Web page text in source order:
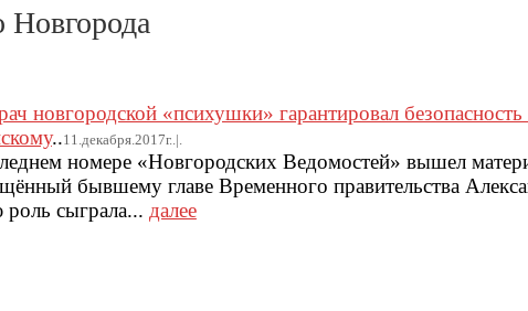
Новгорода
новгородской «психушки» гарантировал
..11.декабря.2017г..|.
номере «Новгородских Ведомостей» вышел
бывшему главе Временного правительства
роль сыграла... далее